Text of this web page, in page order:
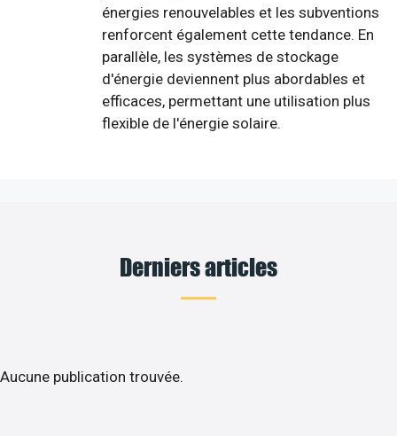
énergies renouvelables et les subventions
renforcent également cette tendance. En
parallèle, les systèmes de stockage
d'énergie deviennent plus abordables et
efficaces, permettant une utilisation plus
flexible de l'énergie solaire.
Derniers articles
Aucune publication trouvée.